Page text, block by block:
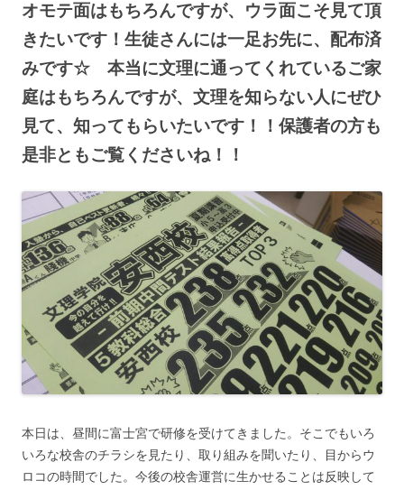
オモテ面はもちろんですが、ウラ面こそ見て頂
きたいです！生徒さんには一足お先に、配布済
みです☆ 本当に文理に通ってくれているご家
庭はもちろんですが、文理を知らない人にぜひ
見て、知ってもらいたいです！！保護者の方も
是非ともご覧くださいね！！
本日は、昼間に富士宮で研修を受けてきました。そこでもいろ
いろな校舎のチラシを見たり、取り組みを聞いたり、目からウ
ロコの時間でした。今後の校舎運営に生かせることは反映して